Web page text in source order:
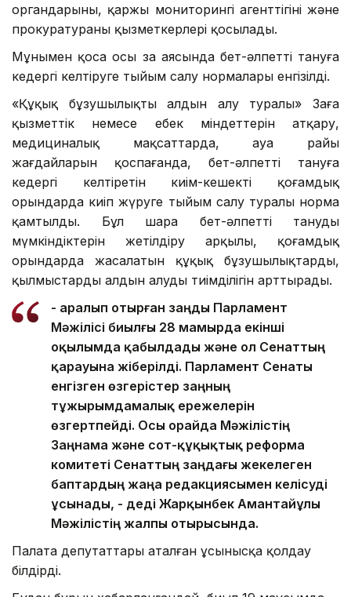
органдарының, қаржы мониторингі агенттігінің және
прокуратураның қызметкерлері қосылады.
Мұнымен қоса осы заң аясында бет-әлпетті тануға
кедергі келтіруге тыйым салу нормалары енгізілді.
«Құқық бұзушылықтың алдын алу туралы» Заңға
қызметтік немесе еңбек міндеттерін атқару,
медициналық мақсаттарда, ауа райы
жағдайларын қоспағанда, бет-әлпетті тануға
кедергі келтіретін киім-кешекті қоғамдық
орындарда киіп жүруге тыйым салу туралы норма
қамтылды. Бұл шара бет-әлпетті танудың
мүмкіндіктерін жетілдіру арқылы, қоғамдық
орындарда жасалатын құқық бұзушылықтардың,
қылмыстардың алдын алудың тиімділігін арттырады.
- Қаралып отырған заңды Парламент
Мәжілісі биылғы 28 мамырда екінші
оқылымда қабылдады және ол Сенаттың
қарауына жіберілді. Парламент Сенаты
енгізген өзгерістер заңның
тұжырымдамалық ережелерін
өзгертпейді. Осы орайда Мәжілістің
Заңнама және сот-құқықтық реформа
комитеті Сенаттың заңдағы жекелеген
баптардың жаңа редакциясымен келісуді
ұсынады, - деді Жарқынбек Амантайұлы
Мәжілістің жалпы отырысында.
Палата депутаттары аталған ұсынысқа қолдау
білдірді.